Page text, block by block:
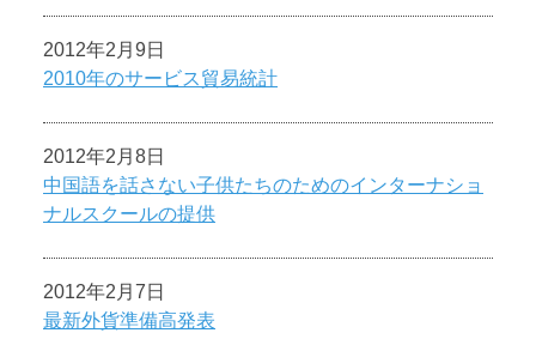
2012年2月9日
2010年のサービス貿易統計
2012年2月8日
中国語を話さない子供たちのためのインターナショ
ナルスクールの提供
2012年2月7日
最新外貨準備高発表